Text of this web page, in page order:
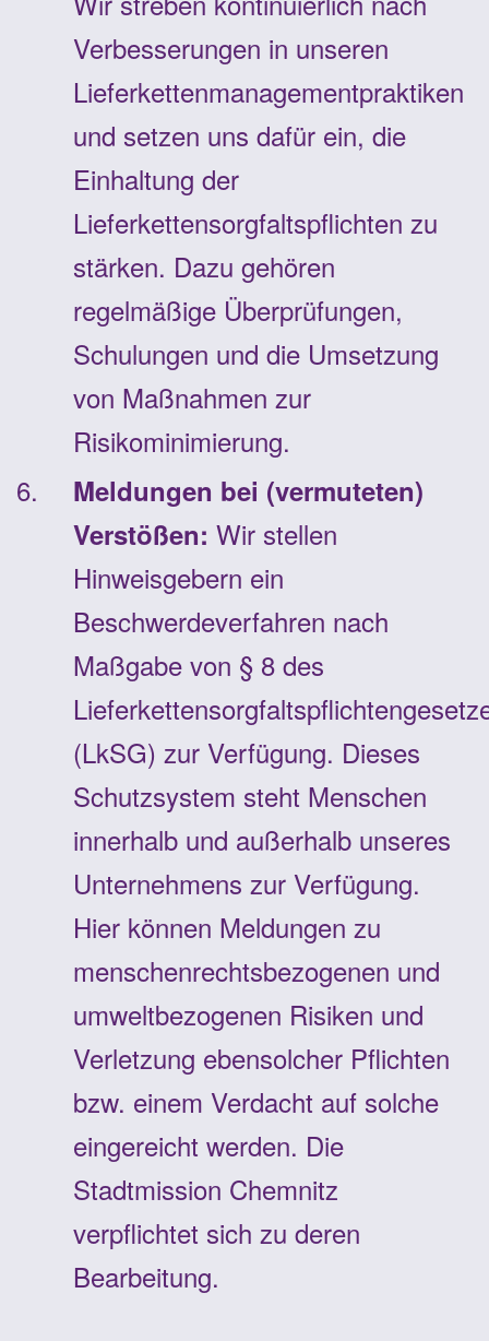
Verbesserungen in unseren
Lieferkettenmanagementpraktiken
und setzen uns dafür ein, die
Einhaltung der
Lieferkettensorgfaltspflichten zu
stärken. Dazu gehören
regelmäßige Überprüfungen,
Schulungen und die Umsetzung
von Maßnahmen zur
Risikominimierung.
Meldungen bei (vermuteten)
Verstößen:Wir stellen
Hinweisgebern ein
Beschwerdeverfahren nach
Maßgabe von § 8 des
(LkSG) zur Verfügung. Dieses
Schutzsystem steht Menschen
innerhalb und außerhalb unseres
Unternehmens zur Verfügung.
Hier können Meldungen zu
menschenrechtsbezogenen und
umweltbezogenen Risiken und
Verletzung ebensolcher Pflichten
bzw. einem Verdacht auf solche
eingereicht werden. Die
Stadtmission Chemnitz
verpflichtet sich zu deren
Bearbeitung.